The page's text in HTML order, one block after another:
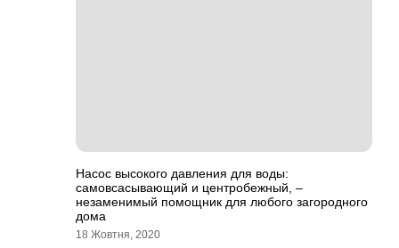
Насос высокого давления для воды:
самовсасывающий и центробежный, –
незаменимый помощник для любого загородного
дома
18 Жовтня, 2020